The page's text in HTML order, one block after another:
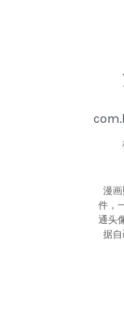
漫
件，
通头
据